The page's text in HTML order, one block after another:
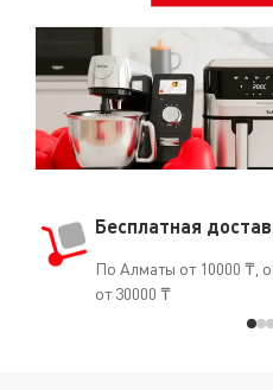
Бесплатная
По Алматы от 10000 ₸,
от 30000 ₸